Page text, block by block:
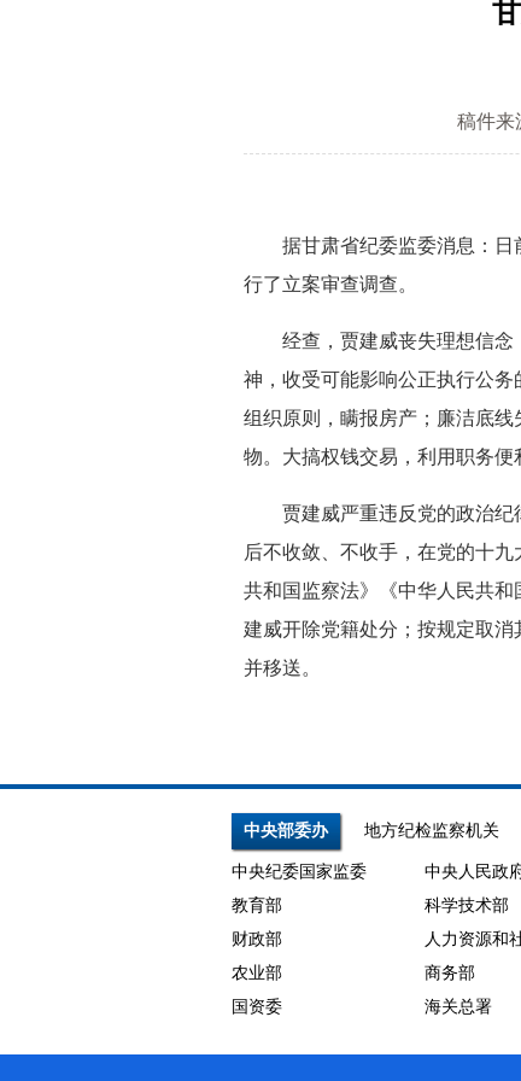
稿件来
据甘肃省纪委监委消息：日前
行了立案审查调查。
经查，贾建威丧失理想信念，
神，收受可能影响公正执行公
组织原则，瞒报房产；廉洁底
物。大搞权钱交易，利用职务便
贾建威严重违反党的政治纪律
后不收敛、不收手，在党的十
共和国监察法》《中华人民共
建威开除党籍处分；按规定取
并移送。
中央部委办 地方纪检监察机关
中央纪委国家监委 中央人民政
教育部
科学技术部
财政部
人力资源和
农业部
商务部
国资委
海关总署